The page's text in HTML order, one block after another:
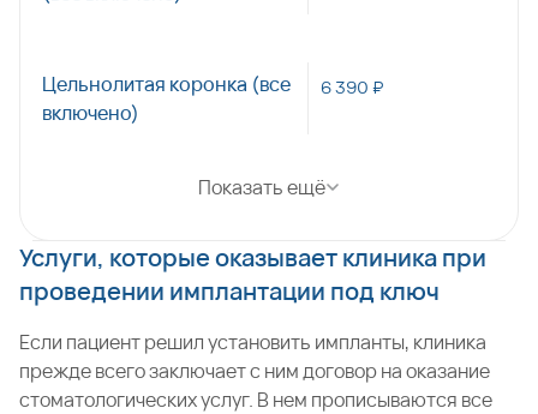
Цельнолитая коронка (все
включено)
6 390 ₽
Показать ещё
Услуги, которые оказывает клиника при
проведении имплантации под ключ
Если пациент решил установить импланты, клиника
прежде всего заключает с ним договор на оказание
стоматологических услуг. В нем прописываются все